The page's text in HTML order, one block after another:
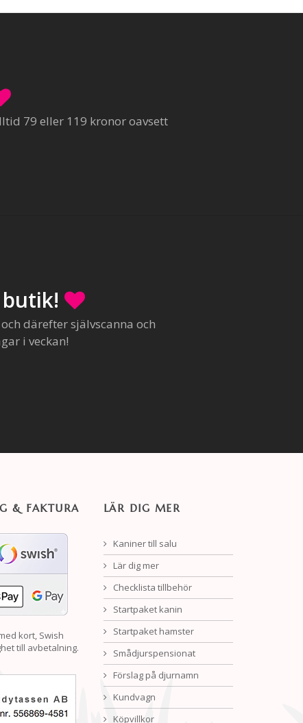
79 eller 119 kronor oavsett
därefter självscanna och
i veckan!
& FAKTURA
kort, Swish
till avbetalning.
LÄR DIG MER
Kaniner till salu
Lär dig mer
Checklista tillbehör
Startpaket kanin
Startpaket hamster
Smådjurspensionat
Förslag på djurnamn
Kundvagn
Köpvillkor